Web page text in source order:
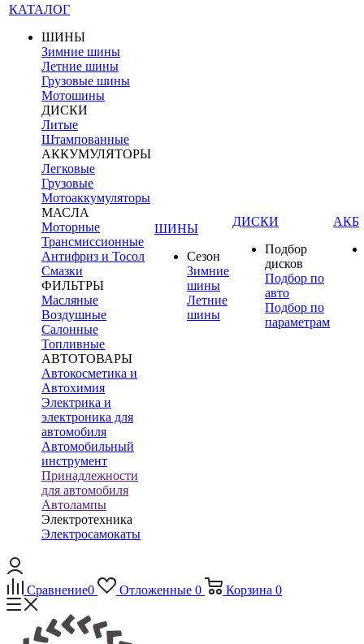
КАТАЛОГ
ШИНЫ
Зимние шины
Летние шины
Грузовые шины
Мотошины
ДИСКИ
Литые
Штампованные
АККУМУЛЯТОРЫ
Легковые
Грузовые
Мотоаккумуляторы
МАСЛА
Моторные
Трансмиссионные
Антифриз и Тосол
Смазки
ФИЛЬТРЫ
Масляные
Воздушные
Салонные
Топливные
АВТОТОВАРЫ
Автокосметика и
Автохимия
Электрика и
электроника для
автомобиля
Автомобильный
инструмент
Принадлежности
для автомобиля
Автолампы
Электротехника
Электросамокаты
ШИНЫ
Сезон
Зимние
шины
Летние
шины
ДИСКИ
Подбор
дисков
Подбор по
авто
Подбор по
параметрам
АКБ
Сравнение0 Отложенные 0 Корзина 0